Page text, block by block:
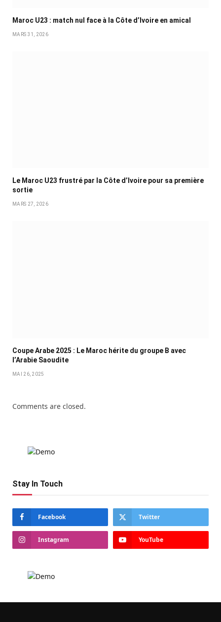
Maroc U23 : match nul face à la Côte d’Ivoire en amical
MARS 31, 2026
Le Maroc U23 frustré par la Côte d’Ivoire pour sa première
sortie
MARS 27, 2026
Coupe Arabe 2025 : Le Maroc hérite du groupe B avec
l’Arabie Saoudite
MAI 26, 2025
Comments are closed.
Stay In Touch
Facebook Twitter
Instagram YouTube